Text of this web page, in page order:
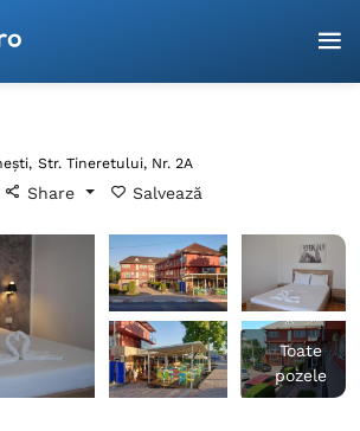
Str. Tineretului, Nr. 2A
Share Salvează
Toate
pozele